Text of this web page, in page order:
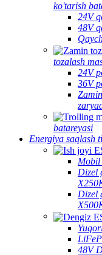
ko'tarish
24V
48V
tozalash
24V
36V
batareyasi
Energiya saqlash
Mobil
Dizel
Dizel
48V